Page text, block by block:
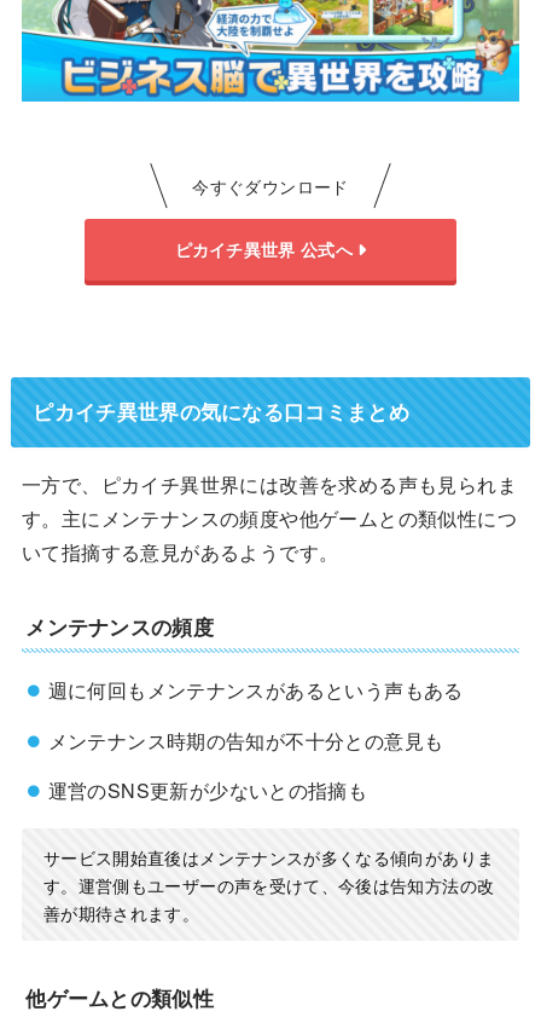
今すぐダウンロード
ピカイチ異世界 公式へ
ピカイチ異世界の気になる口コミまとめ
一方で、ピカイチ異世界には改善を求める声も見られま
す。主にメンテナンスの頻度や他ゲームとの類似性につ
いて指摘する意見があるようです。
メンテナンスの頻度
週に何回もメンテナンスがあるという声もある
メンテナンス時期の告知が不十分との意見も
運営のSNS更新が少ないとの指摘も
サービス開始直後はメンテナンスが多くなる傾向がありま
す。運営側もユーザーの声を受けて、今後は告知方法の改
善が期待されます。
他ゲームとの類似性